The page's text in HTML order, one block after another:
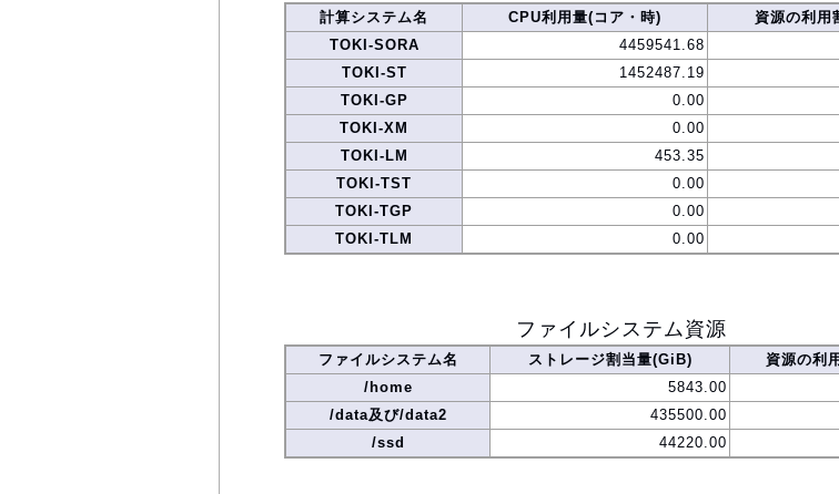
計算システム名 CPU利用量(コア・時) 資源の利用
TOKI-SORA
4459541.68
TOKI-ST
1452487.19
TOKI-GP
0.00
TOKI-XM
0.00
TOKI-LM
453.35
TOKI-TST
0.00
TOKI-TGP
0.00
TOKI-TLM
0.00
ファイルシステム資源
ファイルシステム名 ストレージ割当量(GiB) 資源の利
/home
5843.00
/data及び/data2
435500.00
/ssd
44220.00